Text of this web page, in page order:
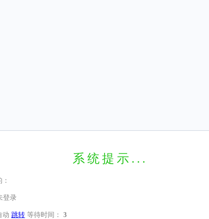
系统提示...
登录
动 跳转 等待时间： 3